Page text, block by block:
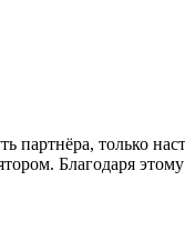
только
Благодаря